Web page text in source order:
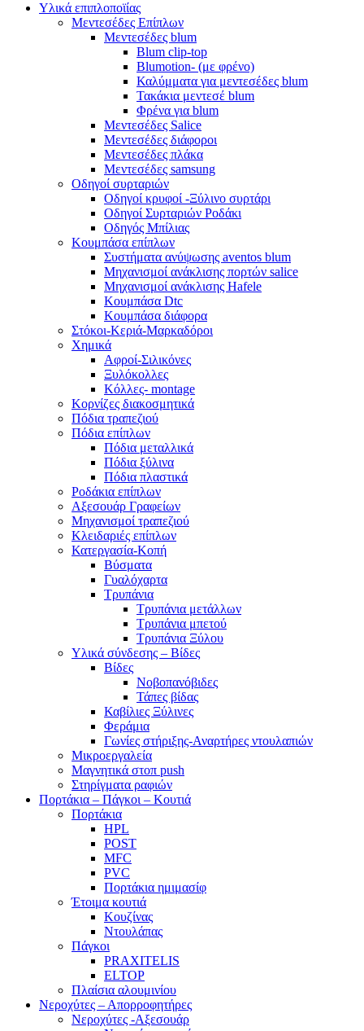
Υλικά επιπλοποϊίας
Μεντεσέδες Επίπλων
Μεντεσέδες blum
Blum clip-top
Blumotion- (με φρένο)
Καλύμματα για μεντεσέδες blum
Τακάκια μεντεσέ blum
Φρένα για blum
Μεντεσέδες Salice
Μεντεσέδες διάφοροι
Μεντεσέδες πλάκα
Μεντεσέδες samsung
Οδηγοί συρταριών
Οδηγοί κρυφοί -Ξύλινο συρτάρι
Οδηγοί Συρταριών Ροδάκι
Οδηγός Μπίλιας
Κουμπάσα επίπλων
Συστήματα ανύψωσης aventos blum
Μηχανισμοί ανάκλισης πορτών salice
Μηχανισμοί ανάκλισης Hafele
Κουμπάσα Dtc
Κουμπάσα διάφορα
Στόκοι-Κεριά-Μαρκαδόροι
Χημικά
Αφροί-Σιλικόνες
Ξυλόκολλες
Κόλλες- montage
Κορνίζες διακοσμητικά
Πόδια τραπεζιού
Πόδια επίπλων
Πόδια μεταλλικά
Πόδια ξύλινα
Πόδια πλαστικά
Ροδάκια επίπλων
Αξεσουάρ Γραφείων
Μηχανισμοί τραπεζιού
Κλειδαριές επίπλων
Κατεργασία-Κοπή
Βύσματα
Γυαλόχαρτα
Τρυπάνια
Τρυπάνια μετάλλων
Τρυπάνια μπετού
Τρυπάνια Ξύλου
Υλικά σύνδεσης – Βίδες
Βίδες
Νοβοπανόβιδες
Τάπες βίδας
Καβίλιες Ξύλινες
Φεράμια
Γωνίες στήριξης-Αναρτήρες ντουλαπιών
Μικροεργαλεία
Μαγνητικά στοπ push
Στηρίγματα ραφιών
Πορτάκια – Πάγκοι – Κουτιά
Πορτάκια
HPL
POST
MFC
PVC
Πορτάκια ημιμασίφ
Έτοιμα κουτιά
Κουζίνας
Ντουλάπας
Πάγκοι
PRAXITELIS
ELTOP
Πλαίσια αλουμινίου
Νεροχύτες – Απορροφητήρες
Νεροχύτες -Αξεσουάρ